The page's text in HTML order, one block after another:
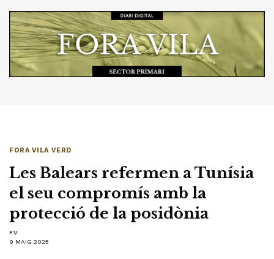
FORA VILA VERD
Les Balears refermen a Tunísia
el seu compromís amb la
protecció de la posidònia
F.V.
9 MAIG 2025